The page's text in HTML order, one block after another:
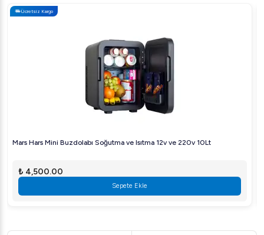
Ücretsiz Kargo
Mars Hars Mini Buzdolabı Soğutma ve Isıtma 12v ve 220v 10Lt
₺ 4,500.00
Sepete Ekle